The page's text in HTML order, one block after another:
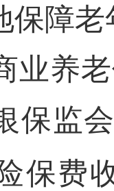
保障
养老
保监
保费